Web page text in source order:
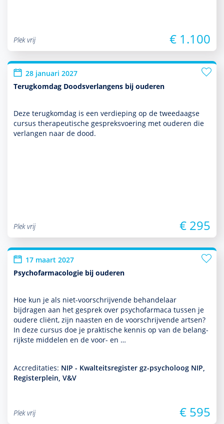
Plek vrij € 1.100
28 januari 2027
Terugkomdag Doodsverlangens bij ouderen
Deze terug­kom­dag is een verdieping op de tweedaagse
cursus thera­peu­tische gespreksvoering met ouderen die
verlangen naar de dood.
Plek vrij € 295
17 maart 2027
Psychofarmacologie bij ouderen
Hoe kun je als niet-voorschrijvende behan­delaar
bijdragen aan het gesprek over psycho­far­maca tussen je
oudere cliënt, zijn naasten en de voorschrijvende artsen?
In deze cursus doe je prak­tische kennis op van de belang­
rijkste middelen en de voor- en …
Accreditaties: NIP - Kwalteitsregister gz-psycholoog NIP,
Registerplein, V&V
Plek vrij € 595